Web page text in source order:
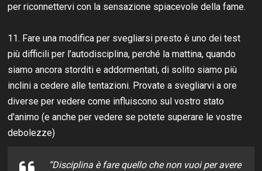
per riconnettervi con la sensazione spiacevole della fame.
11. Fare una modifica per svegliarsi presto è uno dei test
più difficili per l’autodisciplina, perché la mattina, quando
siamo ancora storditi e addormentati, di solito siamo più
inclini a cedere alle tentazioni. Provate a svegliarvi a ore
diverse per vedere come influiscono sul vostro stato
d'animo (e anche per vedere se potete superare le vostre
debolezze)
“Disciplina è fare quello che non vuoi per avere